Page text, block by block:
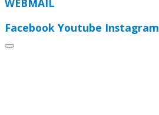
WEBMAIL
Facebook Youtube Instagram